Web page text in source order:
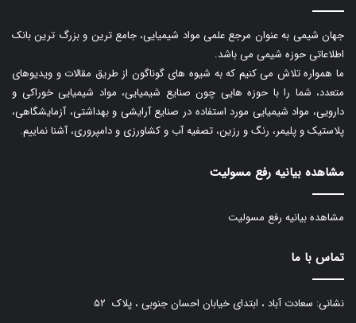
جهان شیمی به عنوان مرجع علمی مواد شیمیایی، جامع ترین و بزرگ ترین بانک
اطلاعاتی حوزه شیمی می باشد.
ما همواره تلاش می کنیم که به شیوه های گوناگون از طریق مقالات و ویدیوهای
متعدد، شما را با حوزه هایی چون صنایع شیمیایی، مواد شیمیایی خوراکی و
دارویی، مواد شیمیایی مورد استفاده در صنایع آرایشی و بهداشتی، آزمایشگاهی،
پلاستیک و پلیمر، رنگ و رزین، تصفیه آب و کشاورزی و دامپروری، آشنا نماییم.
مشاهده بیانیه رفع مسولیت
مشاهده بیانیه رفع مسولیت
تماس با ما
نشانی: سعادت آباد ، ابتدای خیابان احسان جنوبی ، پلاک ۵۲